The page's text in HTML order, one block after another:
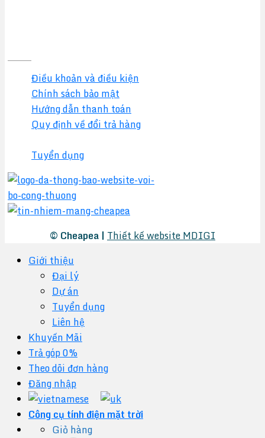
Điều khoản và điều kiện
Chính sách bảo mật
Hướng dẫn thanh toán
Quy định về đổi trả hàng
Tuyển dụng
© Cheapea | Thiết kế website MDIGI
Giới thiệu
Đại lý
Dự án
Tuyển dụng
Liên hệ
Khuyến Mãi
Trả góp 0%
Theo dõi đơn hàng
Đăng nhập
Công cụ tính điện mặt trời
Giỏ hàng